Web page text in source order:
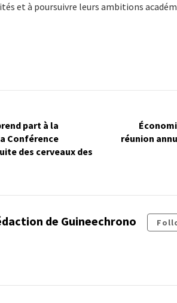
et à poursuivre leurs ambitions
part à la
Conférence
des cerveaux des
réunion
de Guineechrono